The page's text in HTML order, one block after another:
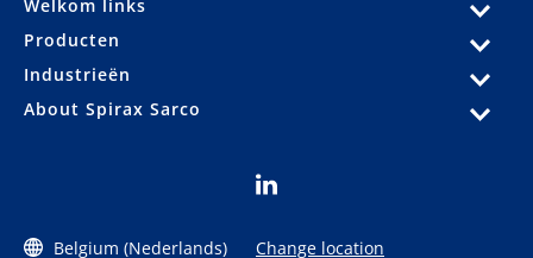
Welkom links
Producten
Industrieën
About Spirax Sarco
Belgium (Nederlands) Change location